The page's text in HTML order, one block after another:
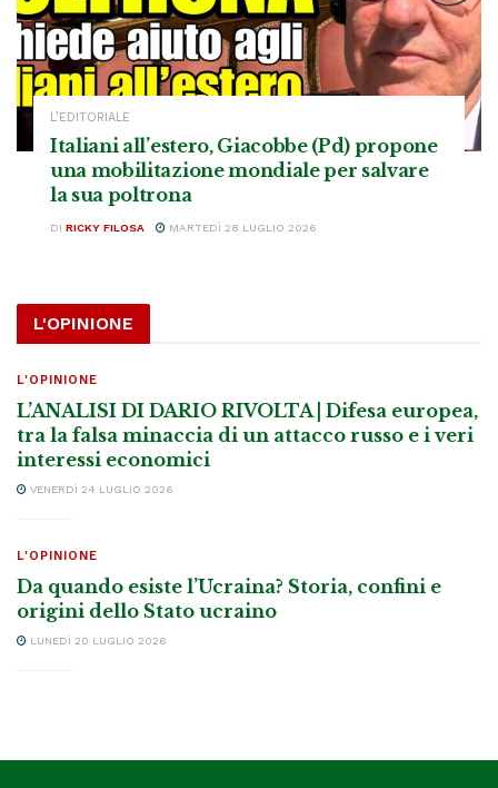
L’EDITORIALE
Italiani all’estero, Giacobbe (Pd) propone
una mobilitazione mondiale per salvare
la sua poltrona
DI RICKY FILOSA MARTEDÌ 28 LUGLIO 2026
L'OPINIONE
L'OPINIONE
L’ANALISI DI DARIO RIVOLTA | Difesa europea,
tra la falsa minaccia di un attacco russo e i veri
interessi economici
VENERDÌ 24 LUGLIO 2026
L'OPINIONE
Da quando esiste l’Ucraina? Storia, confini e
origini dello Stato ucraino
LUNEDÌ 20 LUGLIO 2026